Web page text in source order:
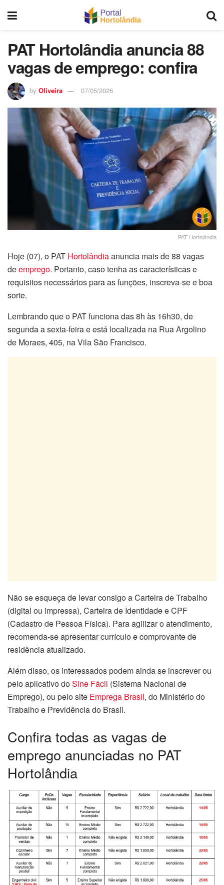
PAT Hortolândia anuncia 88
vagas de emprego: confira
by Oliveira 07/05/2026
PAT Hortolândia
Hoje (07), o PAT Hortolândiaanuncia mais de 88 vagas
deemprego. Portanto, caso tenha as características e
requisitos necessários para as funções, inscreva-se e boa
sorte.
Lembrando que o PAT funciona das 8h às 16h30, de
segunda a sexta-feira e está localizada na Rua Argolino
de Moraes, 405, na Vila São Francisco.
Não se esqueça de levar consigo a Carteira de Trabalho
(digital ou impressa), Carteira de Identidade e CPF
(Cadastro de Pessoa Física). Para agilizar o atendimento,
recomenda-se apresentar currículo e comprovante de
residência atualizado.
Além disso, os interessados podem ainda se inscrever ou
pelo aplicativo doSine Fácil (Sistema Nacional de
Emprego), ou pelo site Emprega Brasil, do Ministério do
Trabalho e Previdência do Brasil.
Confira todas as vagas de
emprego anunciadas no PAT
Hortolândia